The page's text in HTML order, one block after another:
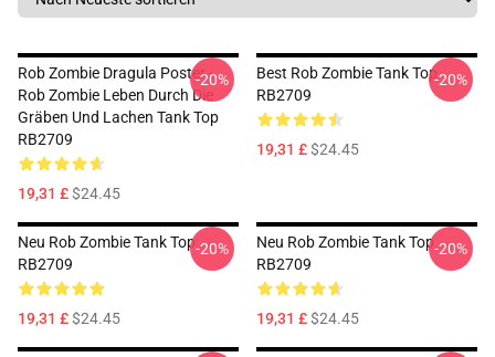
Rob Zombie Dragula Poster -
Rob Zombie Leben Durch Die
Gräben Und Lachen Tank Top
RB2709
19,31 £$24.45
-20%
Best Rob Zombie Tank Top
RB2709
19,31 £$24.45
-20%
Neu Rob Zombie Tank Top
RB2709
19,31 £$24.45
-20%
Neu Rob Zombie Tank Top
RB2709
19,31 £$24.45
-20%